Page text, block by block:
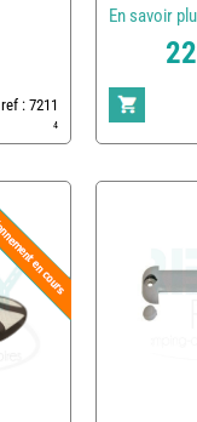
ref : 7211
4
En savoir